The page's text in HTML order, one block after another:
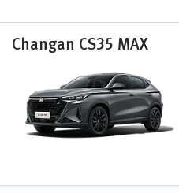
Changan CS35 MAX